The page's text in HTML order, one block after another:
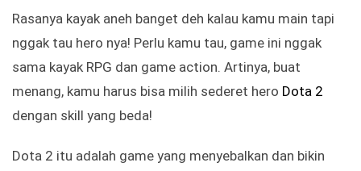
Rasanya kayak aneh banget deh kalau kamu main tapi
nggak tau hero nya! Perlu kamu tau, game ini nggak
sama kayak RPG dan game action. Artinya, buat
menang, kamu harus bisa milih sederet hero Dota 2
dengan skill yang beda!
Dota 2 itu adalah game yang menyebalkan dan bikin